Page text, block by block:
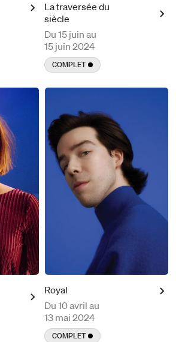
La traversée du
siècle
Du 15 juin au
15 juin 2024
COMPLET
Royal
Du 10 avril au
13 mai 2024
COMPLET